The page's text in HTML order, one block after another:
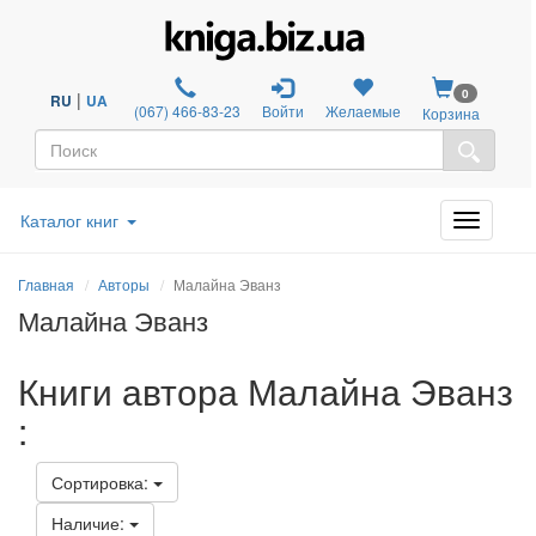
RU | UA (067) 466-83-23 Войти Желаемые
0
Корзина
Каталог книг
Главная Авторы Малайна Эванз
Малайна Эванз
Книги автора Малайна Эванз
:
Сортировка:
Наличие: